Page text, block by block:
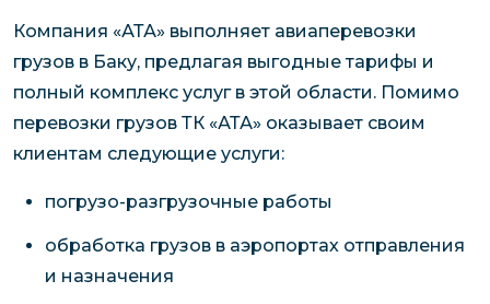
Компания «АТА» выполняет авиаперевозки
грузов в Баку, предлагая выгодные тарифы и
полный комплекс услуг в этой области. Помимо
перевозки грузов ТК «АТА» оказывает своим
клиентам следующие услуги:
погрузо-разгрузочные работы
обработка грузов в аэропортах отправления
и назначения